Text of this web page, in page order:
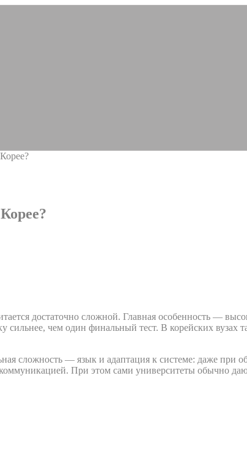
достаточно сложной. Главная особенность —
сильнее, чем один финальный тест. В корейских вузах
сложность — язык и адаптация к системе: даже при
При этом сами университеты обычно